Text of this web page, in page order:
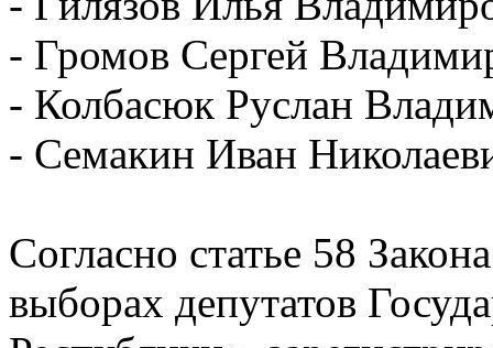
- Громов Сергей
- Колбасюк Руслан
- Семакин Иван
Согласно статье 58
выборах депутатов